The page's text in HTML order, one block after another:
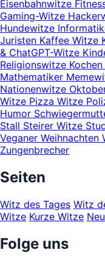
Eisenbahnwitze
Gaming-Witze
Hundewitze
Juristen Kaffee Witze
& ChatGPT-Witze
Religionswitze Kochen
Mathematiker
Nationenwitze
Witze Pizza Witze
Humor
Stall Steirer Witze
Veganer Weihnachten
Zungenbrecher
Seiten
Witz des Tages Witz
Witze Kurze Witze
Folge uns